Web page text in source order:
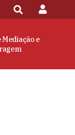
Mediação e